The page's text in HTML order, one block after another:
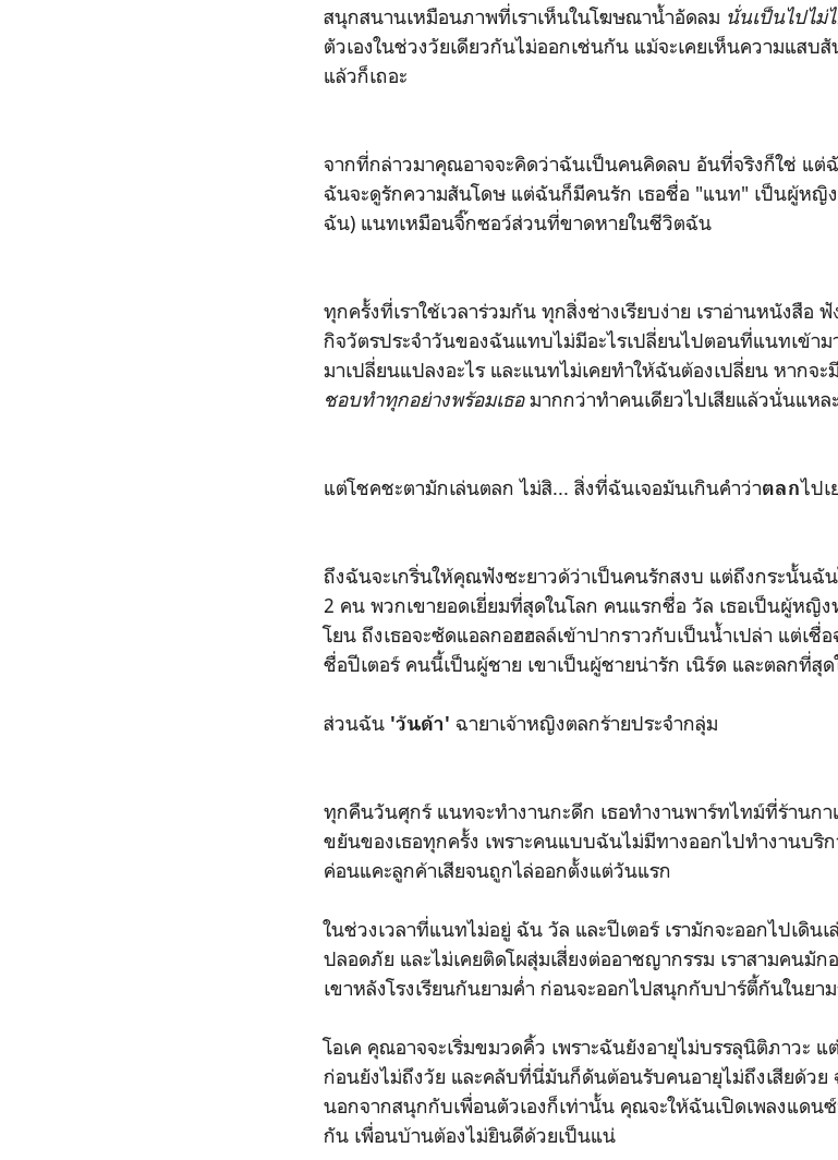
สนุกสนานเหมือนภาพที่เราเห็นในโฆษณาน้ำอัดลม นั่นเป็นไปไม่
ตัวเองในช่วงวัยเดียวกันไม่ออกเช่นกัน แม้จะเคยเห็นความแสบ
แล้วก็เถอะ
จากที่กล่าวมาคุณอาจจะคิดว่าฉันเป็นคนคิดลบ อันที่จริงก็ใช่ แต่
ฉันจะดูรักความสันโดษ แต่ฉันก็ม่ีคนรัก เธอชื่อ "แนท" เป็นผู้หญิ
ฉัน) แนทเหมือนจิ๊กซอว์ส่วนที่ขาดหายในชีวิตฉัน
ทุกครั้งที่เราใช้เวลาร่วมกัน ทุกสิ่งช่างเรียบง่าย เราอ่านหนังสือ
กิจวัตรประจำวันของฉันแทบไม่มีอะไรเปลี่ยนไปตอนที่แนทเข้
มาเปลี่ยนแปลงอะไร และแนทไม่เคยทำให้ฉันต้องเปลี่ยน หากจ
ชอบทำทุกอย่างพร้อมเธอมากกว่าทำคนเดียวไปเสียแล้วนั่นแหล
แต่โชคชะตามักเล่นตลก ไม่สิ... สิ่งที่ฉันเจอมันเกินคำว่าตลกไปเ
ถึงฉันจะเกริ่นให้คุณฟังซะยาวด้ว่าเป็นคนรักสงบ แต่ถึงกระนั้นฉั
2 คน พวกเขายอดเยี่ยมที่สุดในโลก คนแรกชื่อ วัล เธอเป็นผู้หญิ
โยน ถึงเธอจะซัดแอลกอฮฮลล์เข้าปากราวกับเป็นน้ำเปล่า แต่เชื่
ชื่อปีเตอร์ คนนี้เป็นผู้ชาย เขาเป็นผู้ชายน่ารัก เนิร์ด และตลกที่สุด
ส่วนฉัน 'วันด้า' ฉายาเจ้าหญิงตลกร้ายประจำกลุ่ม
ทุกคืนวันศุกร์ แนทจะทำงานกะดึก เธอทำงานพาร์ทไทม์ที่ร้านก
ขยันของเธอทุกครั้ง เพราะคนแบบฉันไม่มีทางออกไปทำงานบริ
ค่อนแคะลูกค้าเส่ียจนถูกไล่ออกตั้งแต่วันแรก
ในช่วงเวลาที่แนทไม่อยู่ ฉัน วัล และปีเตอร์ เรามักจะออกไปเดิ
ปลอดภัย และไม่เคยติดโผสุ่มเสี่ยงต่ออาชญากรรม เราสามคนมั
เขาหลังโรงเรียนกันยามค่ำ ก่อนจะออกไปสนุกกับปาร์ตี้กันในยา
โอเค คุณอาจจะเริ่มขมวดคิ้ว เพราะฉันยังอายุไม่บรรลุนิติภาวะ
ก่อนยังไม่ถึงวัย และคลับที่นี่มันก็ดันต้อนรับคนอายุไม่ถึงเสียด้วย
นอกจากสนุกกับเพื่อนตัวเองก็เท่านั้น คุณจะให้ฉันเปิดเพลงแดน
กัน เพื่อนบ้านต้องไม่ยินดีด้วยเป็นแน่